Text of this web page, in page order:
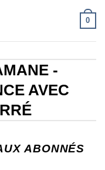
0
-
AVEC
ABONNÉS